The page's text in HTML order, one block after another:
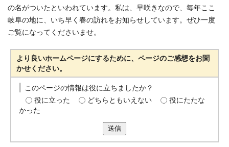
の名がついたといわれています。私は、早咲きなので、毎年ここ
岐阜の地に、いち早く春の訪れをお知らせしています。ぜひ一度
ご覧になってくださいませ。
より良いホームページにするために、ページのご感想をお聞
かせください。
このページの情報は役に立ちましたか？
役に立った
どちらともいえない
役にたたな
かった
送信